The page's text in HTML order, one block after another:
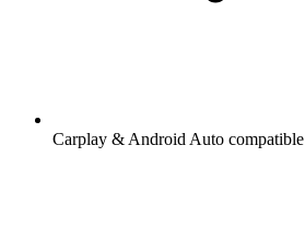
Carplay & Android Auto compatible